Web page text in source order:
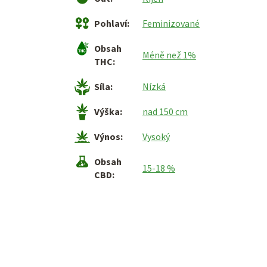
Pohlaví:
Feminizované
Obsah
THC: Méně než 1%
Síla:
Nízká
Výška:
nad 150 cm
Výnos:
Vysoký
Obsah
CBD: 15-18 %